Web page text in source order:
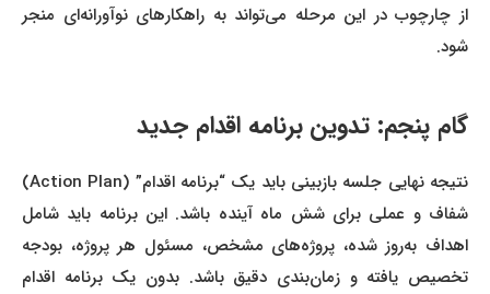
از چارچوب در این مرحله می‌تواند به راهکارهای نوآورانه‌ای منجر
شود.
گام پنجم: تدوین برنامه اقدام جدید
نتیجه نهایی جلسه بازبینی باید یک “برنامه اقدام” (Action Plan)
شفاف و عملی برای شش ماه آینده باشد. این برنامه باید شامل
اهداف به‌روز شده، پروژه‌های مشخص، مسئول هر پروژه، بودجه
تخصیص یافته و زمان‌بندی دقیق باشد. بدون یک برنامه اقدام